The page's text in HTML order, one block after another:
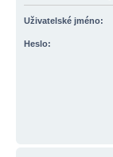
Uživatelské jméno:
Heslo: